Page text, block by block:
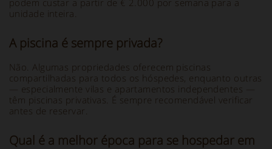
podem custar a partir de € 2.000 por semana para a
unidade inteira.
A piscina é sempre privada?
Não. Algumas propriedades oferecem piscinas
compartilhadas para todos os hóspedes, enquanto outras
— especialmente vilas e apartamentos independentes —
têm piscinas privativas. É sempre recomendável verificar
antes de reservar.
Qual é a melhor época para se hospedar em